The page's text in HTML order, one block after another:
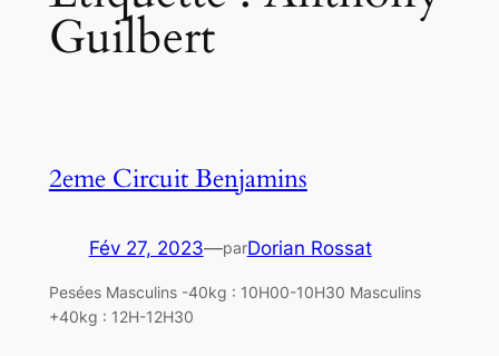
Guilbert
2eme Circuit Benjamins
Fév 27, 2023—parDorian Rossat
Pesées Masculins -40kg : 10H00-10H30 Masculins
+40kg : 12H-12H30